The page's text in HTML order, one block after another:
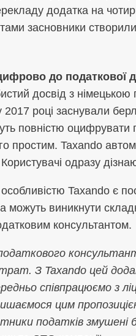
додатка на
засновники
до податкової
досвід з
році заснували
повністю
простим. Taxando
одразу
Taxando є
можуть виникнути
консультантом.
З Taxando цей
співпрацюємо з
цим
податків змушені